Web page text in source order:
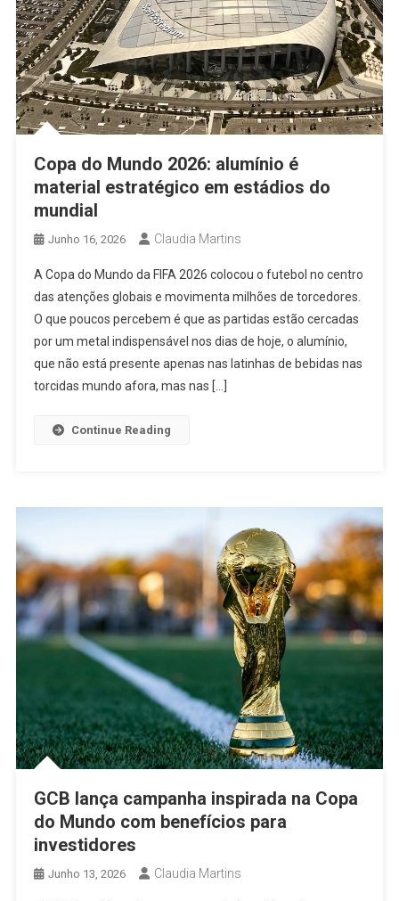
Copa do Mundo 2026: alumínio é
material estratégico em estádios do
mundial
Junho 16, 2026 Claudia Martins
A Copa do Mundo da FIFA 2026 colocou o futebol no centro
das atenções globais e movimenta milhões de torcedores.
O que poucos percebem é que as partidas estão cercadas
por um metal indispensável nos dias de hoje, o alumínio,
que não está presente apenas nas latinhas de bebidas nas
torcidas mundo afora, mas nas […]
Continue Reading
GCB lança campanha inspirada na Copa
do Mundo com benefícios para
investidores
Junho 13, 2026 Claudia Martins